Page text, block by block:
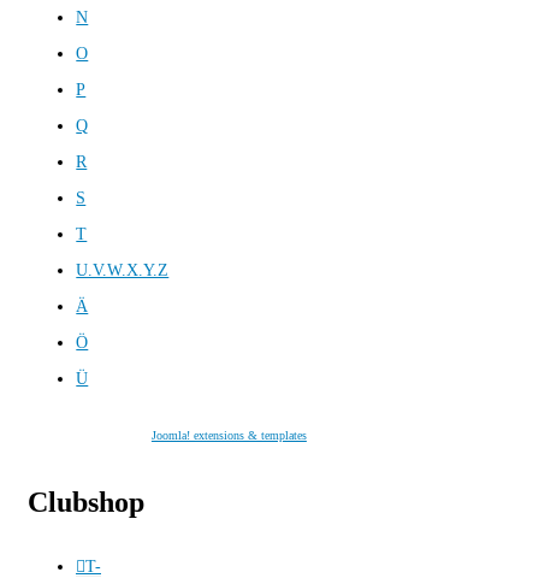
N
O
P
Q
R
S
T
U.V.W.X.Y.Z
Ä
Ö
Ü
Joomla! extensions & templates
Clubshop
T-